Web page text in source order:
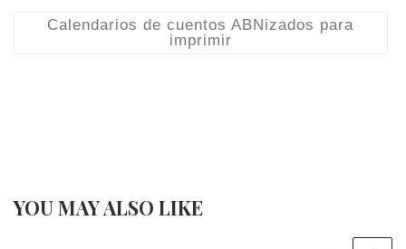
Calendarios de cuentos ABNizados para
imprimir
YOU MAY ALSO LIKE